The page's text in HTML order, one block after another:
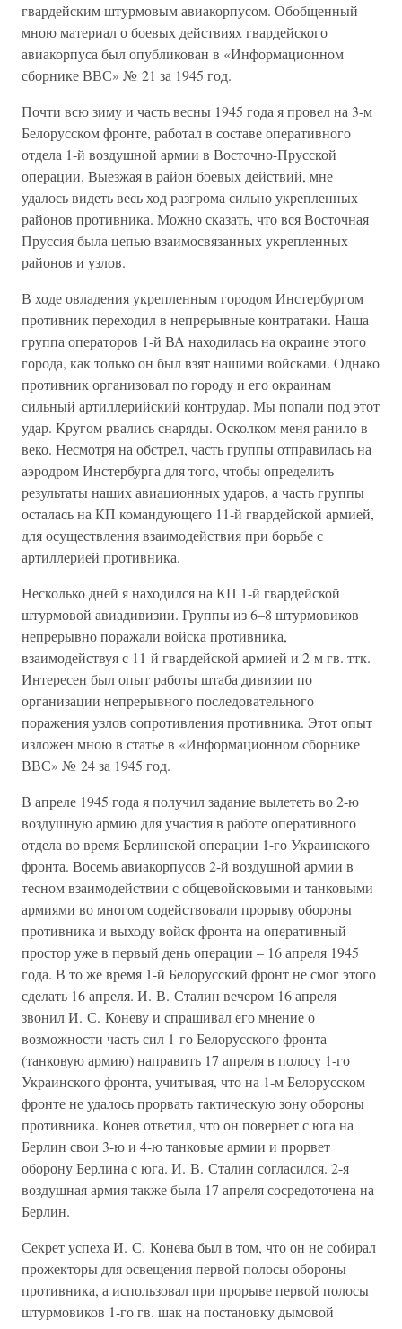
гвардейским штурмовым авиакорпусом. Обобщенный
мною материал о боевых действиях гвардейского
авиакорпуса был опубликован в «Информационном
сборнике ВВС» № 21 за 1945 год.
Почти всю зиму и часть весны 1945 года я провел на 3-м
Белорусском фронте, работал в составе оперативного
отдела 1-й воздушной армии в Восточно-Прусской
операции. Выезжая в район боевых действий, мне
удалось видеть весь ход разгрома сильно укрепленных
районов противника. Можно сказать, что вся Восточная
Пруссия была цепью взаимосвязанных укрепленных
районов и узлов.
В ходе овладения укрепленным городом Инстербургом
противник переходил в непрерывные контратаки. Наша
группа операторов 1-й ВА находилась на окраине этого
города, как только он был взят нашими войсками. Однако
противник организовал по городу и его окраинам
сильный артиллерийский контрудар. Мы попали под этот
удар. Кругом рвались снаряды. Осколком меня ранило в
веко. Несмотря на обстрел, часть группы отправилась на
аэродром Инстербурга для того, чтобы определить
результаты наших авиационных ударов, а часть группы
осталась на КП командующего 11-й гвардейской армией,
для осуществления взаимодействия при борьбе с
артиллерией противника.
Несколько дней я находился на КП 1-й гвардейской
штурмовой авиадивизии. Группы из 6–8 штурмовиков
непрерывно поражали войска противника,
взаимодействуя с 11-й гвардейской армией и 2-м гв. ттк.
Интересен был опыт работы штаба дивизии по
организации непрерывного последовательного
поражения узлов сопротивления противника. Этот опыт
изложен мною в статье в «Информационном сборнике
ВВС» № 24 за 1945 год.
В апреле 1945 года я получил задание вылететь во 2-ю
воздушную армию для участия в работе оперативного
отдела во время Берлинской операции 1-го Украинского
фронта. Восемь авиакорпусов 2-й воздушной армии в
тесном взаимодействии с общевойсковыми и танковыми
армиями во многом содействовали прорыву обороны
противника и выходу войск фронта на оперативный
простор уже в первый день операции – 16 апреля 1945
года. В то же время 1-й Белорусский фронт не смог этого
сделать 16 апреля. И. В. Сталин вечером 16 апреля
звонил И. С. Коневу и спрашивал его мнение о
возможности часть сил 1-го Белорусского фронта
(танковую армию) направить 17 апреля в полосу 1-го
Украинского фронта, учитывая, что на 1-м Белорусском
фронте не удалось прорвать тактическую зону обороны
противника. Конев ответил, что он повернет с юга на
Берлин свои 3-ю и 4-ю танковые армии и прорвет
оборону Берлина с юга. И. В. Сталин согласился. 2-я
воздушная армия также была 17 апреля сосредоточена на
Берлин.
Секрет успеха И. С. Конева был в том, что он не собирал
прожекторы для освещения первой полосы обороны
противника, а использовал при прорыве первой полосы
штурмовиков 1-го гв. шак на постановку дымовой